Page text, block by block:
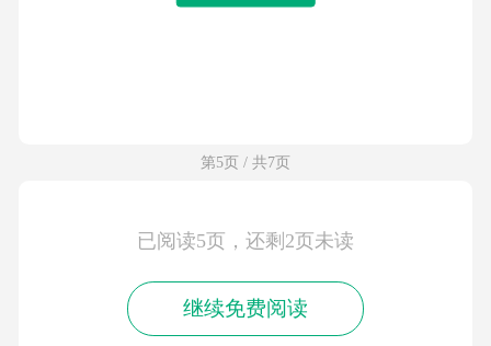
第5页 / 共7页
已阅读5页，还剩2页未读
继续免费阅读